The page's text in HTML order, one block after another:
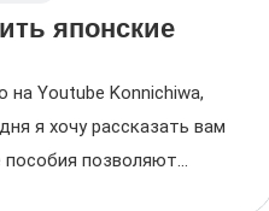
японские
на Youtube Konnichiwa,
я хочу рассказать вам
позволяют...